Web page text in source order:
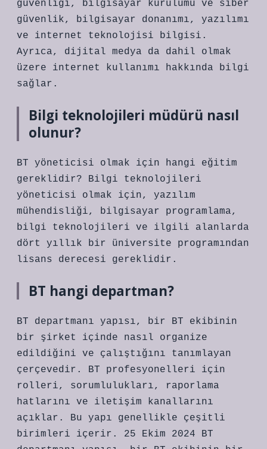
güvenliği, bilgisayar kurulumu ve siber
güvenlik, bilgisayar donanımı, yazılımı
ve internet teknolojisi bilgisi.
Ayrıca, dijital medya da dahil olmak
üzere internet kullanımı hakkında bilgi
sağlar.
Bilgi teknolojileri müdürü nasıl
olunur?
BT yöneticisi olmak için hangi eğitim
gereklidir? Bilgi teknolojileri
yöneticisi olmak için, yazılım
mühendisliği, bilgisayar programlama,
bilgi teknolojileri ve ilgili alanlarda
dört yıllık bir üniversite programından
lisans derecesi gereklidir.
BT hangi departman?
BT departmanı yapısı, bir BT ekibinin
bir şirket içinde nasıl organize
edildiğini ve çalıştığını tanımlayan
çerçevedir. BT profesyonelleri için
rolleri, sorumlulukları, raporlama
hatlarını ve iletişim kanallarını
açıklar. Bu yapı genellikle çeşitli
birimleri içerir. 25 Ekim 2024 BT